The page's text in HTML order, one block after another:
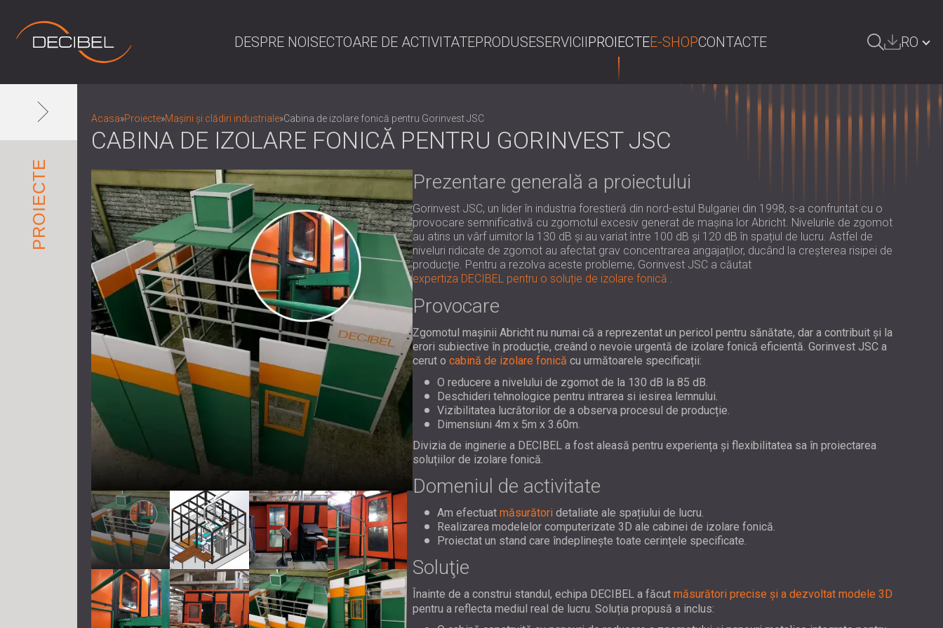
DESPRE NOISECTOARE DE ACTIVITATEPRODUSESERVICIIPROIECTEE-SHOPCONTACTE RO
SRBIJA | RS
POLAND | PL
FINLAND | FI
SOUTH AFRICA | ZA
PROIECTE
Acasa»Proiecte»Mașini și clădiri industriale»Cabina de izolare fonică pentru Gorinvest JSC
CABINA DE IZOLARE FONICĂ PENTRU GORINVEST JSC
Prezentare generală a proiectului
Gorinvest JSC, un lider în industria forestieră din nord-estul Bulgariei din 1998, s-a confruntat cu o
provocare semnificativă cu zgomotul excesiv generat de mașina lor Abricht. Nivelurile de zgomot
au atins un vârf uimitor la 130 dB și au variat între 100 dB și 120 dB în spațiul de lucru. Astfel de
niveluri ridicate de zgomot au afectat grav concentrarea angajaților, ducând la creșterea risipei de
producție. Pentru a rezolva aceste probleme, Gorinvest JSC a căutat
expertiza DECIBEL pentru o soluție de izolare fonică .
Provocare
Zgomotul mașinii Abricht nu numai că a reprezentat un pericol pentru sănătate, dar a contribuit și la
erori subiective în producție, creând o nevoie urgentă de izolare fonică eficientă. Gorinvest JSC a
cerut o cabină de izolare fonică cu următoarele specificații:
O reducere a nivelului de zgomot de la 130 dB la 85 dB.
Deschideri tehnologice pentru intrarea si iesirea lemnului.
Vizibilitatea lucrătorilor de a observa procesul de producție.
Dimensiuni 4m x 5m x 3.60m.
Divizia de inginerie a DECIBEL a fost aleasă pentru experiența și flexibilitatea sa în proiectarea
soluțiilor de izolare fonică.
Domeniul de activitate
Am efectuat măsurătoridetaliate ale spațiului de lucru.
Realizarea modelelor computerizate 3D ale cabinei de izolare fonică.
Proiectat un stand care îndeplinește toate cerințele specificate.
Soluţie
Înainte de a construi standul, echipa DECIBEL a făcut măsurători precise și a dezvoltat modele 3D
pentru a reflecta mediul real de lucru. Soluția propusă a inclus: